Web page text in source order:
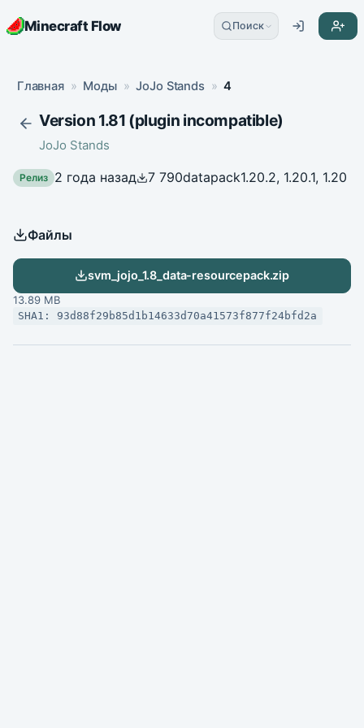
Minecraft Flow Поиск
Главная » Моды » JoJo Stands » 4
Version 1.81 (plugin incompatible)
JoJo Stands
Релиз 2 года назад 7 790datapack1.20.2, 1.20.1, 1.20
Файлы
svm_jojo_1.8_data-resourcepack.zip
13.89 MB
SHA1: 93d88f29b85d1b14633d70a41573f877f24bfd2a